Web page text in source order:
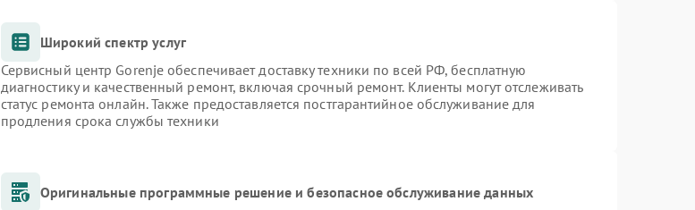
Широкий спектр услуг
Сервисный центр Gorenje обеспечивает доставку техники по всей РФ, бесплатную
диагностику и качественный ремонт, включая срочный ремонт. Клиенты могут отслеживать
статус ремонта онлайн. Также предоставляется постгарантийное обслуживание для
продления срока службы техники
Оригинальные программные решение и безопасное обслуживание данных